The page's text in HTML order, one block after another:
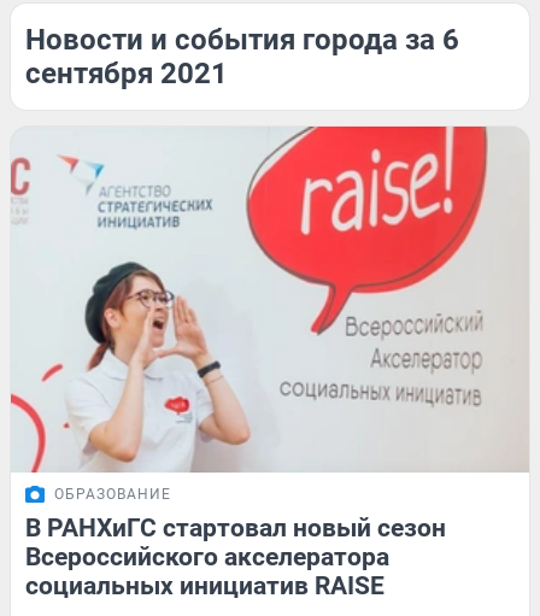
Новости и события города за 6
сентября 2021
ОБРАЗОВАНИЕ
В РАНХиГС стартовал новый сезон
Всероссийского акселератора
социальных инициатив RAISE